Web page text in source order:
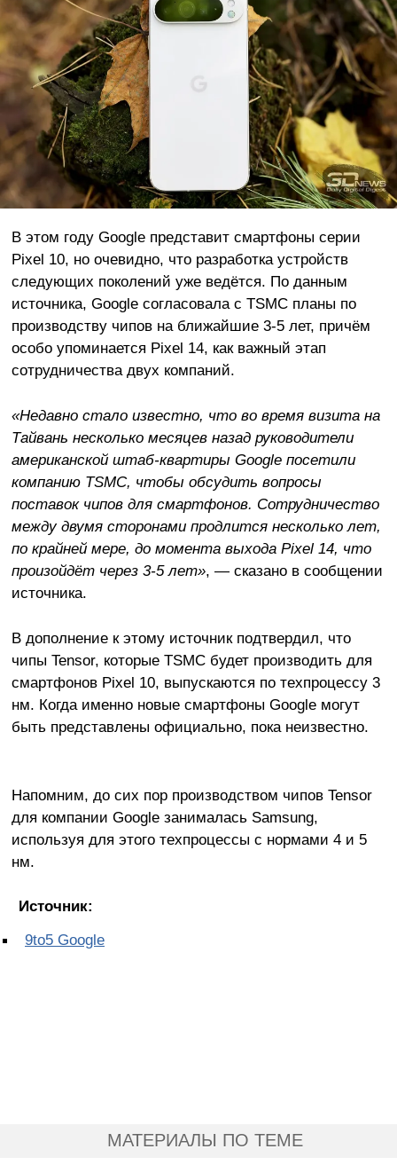
В этом году Google представит смартфоны серии
Pixel 10, но очевидно, что разработка устройств
следующих поколений уже ведётся. По данным
источника, Google согласовала с TSMC планы по
производству чипов на ближайшие 3-5 лет, причём
особо упоминается Pixel 14, как важный этап
сотрудничества двух компаний.
«Недавно стало известно, что во время визита на
Тайвань несколько месяцев назад руководители
американской штаб-квартиры Google посетили
компанию TSMC, чтобы обсудить вопросы
поставок чипов для смартфонов. Сотрудничество
между двумя сторонами продлится несколько лет,
по крайней мере, до момента выхода Pixel 14, что
произойдёт через 3-5 лет», — сказано в сообщении
источника.
В дополнение к этому источник подтвердил, что
чипы Tensor, которые TSMC будет производить для
смартфонов Pixel 10, выпускаются по техпроцессу 3
нм. Когда именно новые смартфоны Google могут
быть представлены официально, пока неизвестно.
Напомним, до сих пор производством чипов Tensor
для компании Google занималась Samsung,
используя для этого техпроцессы с нормами 4 и 5
нм.
Источник:
9to5 Google
МАТЕРИАЛЫ ПО ТЕМЕ